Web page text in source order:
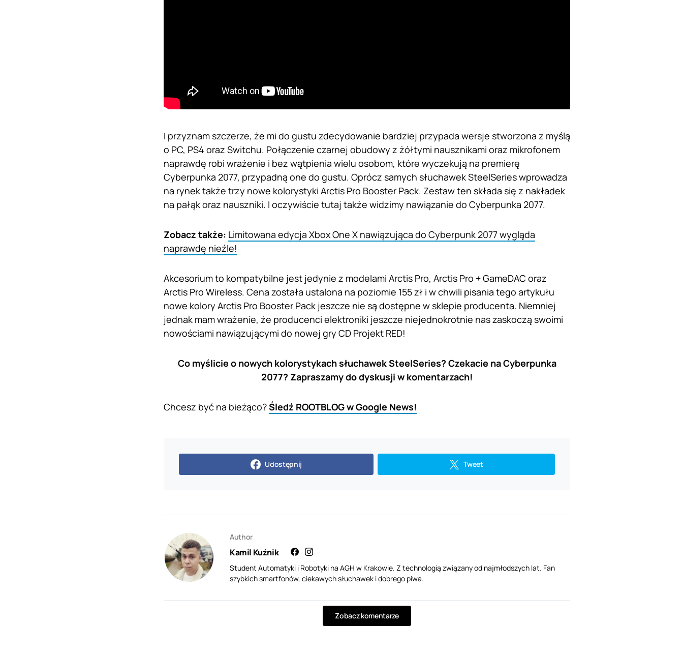
I przyznam szczerze, że mi do gustu zdecydowanie bardziej przypada wersje stworzona z myślą
o PC, PS4 oraz Switchu. Połączenie czarnej obudowy z żółtymi nausznikami oraz mikrofonem
naprawdę robi wrażenie i bez wątpienia wielu osobom, które wyczekują na premierę
Cyberpunka 2077, przypadną one do gustu. Oprócz samych słuchawek SteelSeries wprowadza
na rynek także trzy nowe kolorystyki Arctis Pro Booster Pack. Zestaw ten składa się z nakładek
na pałąk oraz nauszniki. I oczywiście tutaj także widzimy nawiązanie do Cyberpunka 2077.
Zobacz także: Limitowana edycja Xbox One X nawiązująca do Cyberpunk 2077 wygląda
naprawdę nieźle!
Akcesorium to kompatybilne jest jedynie z modelami Arctis Pro, Arctis Pro + GameDAC oraz
Arctis Pro Wireless. Cena została ustalona na poziomie 155 zł i w chwili pisania tego artykułu
nowe kolory Arctis Pro Booster Pack jeszcze nie są dostępne w sklepie producenta. Niemniej
jednak mam wrażenie, że producenci elektroniki jeszcze niejednokrotnie nas zaskoczą swoimi
nowościami nawiązującymi do nowej gry CD Projekt RED!
Co myślicie o nowych kolorystykach słuchawek SteelSeries? Czekacie na Cyberpunka
2077? Zapraszamy do dyskusji w komentarzach!
Chcesz być na bieżąco?Śledź ROOTBLOG w Google News!
Udostępnij Tweet
Author
Kamil Kuźnik
Student Automatyki i Robotyki na AGH w Krakowie. Z technologią związany od najmłodszych lat. Fan
szybkich smartfonów, ciekawych słuchawek i dobrego piwa.
Zobacz komentarze